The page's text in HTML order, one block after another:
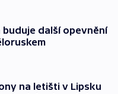
buduje další opevnění
na letišti v Lipsku